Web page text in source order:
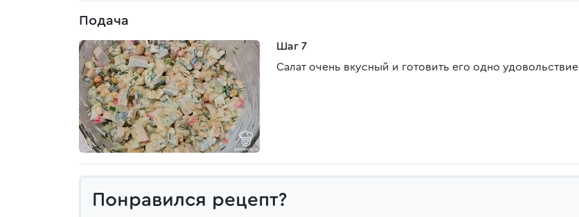
Подача
Шаг 7
Салат очень вкусный и готовить его одно удовольствие
Понравился рецепт?